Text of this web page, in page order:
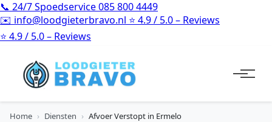
📞 24/7 Spoedservice085 800 4449
✉️ info@loodgieterbravo.nl ⭐ 4.9 / 5.0 – Reviews
⭐ 4.9 / 5.0 – Reviews
Home › Diensten › Afvoer Verstopt in Ermelo